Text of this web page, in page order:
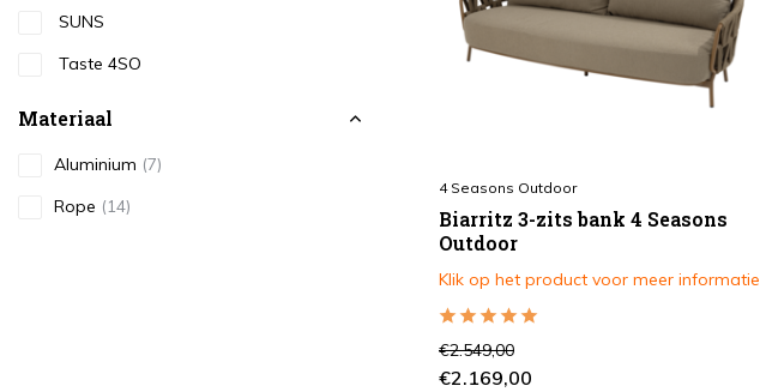
SUNS
Taste 4SO
Materiaal
Aluminium (7)
Rope (14)
4 Seasons Outdoor
Biarritz 3-zits bank 4 Seasons
Outdoor
Klik op het product voor meer informatie
€2.549,00
€2.169,00